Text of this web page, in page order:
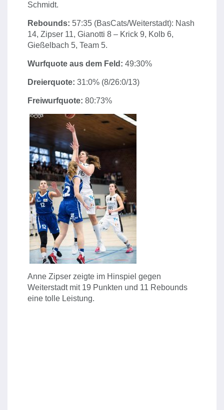
Schmidt.
Rebounds: 57:35 (BasCats/Weiterstadt): Nash
14, Zipser 11, Gianotti 8 – Krick 9, Kolb 6,
Gießelbach 5, Team 5.
Wurfquote aus dem Feld: 49:30%
Dreierquote: 31:0% (8/26:0/13)
Freiwurfquote: 80:73%
Anne Zipser zeigte im Hinspiel gegen
Weiterstadt mit 19 Punkten und 11 Rebounds
eine tolle Leistung.